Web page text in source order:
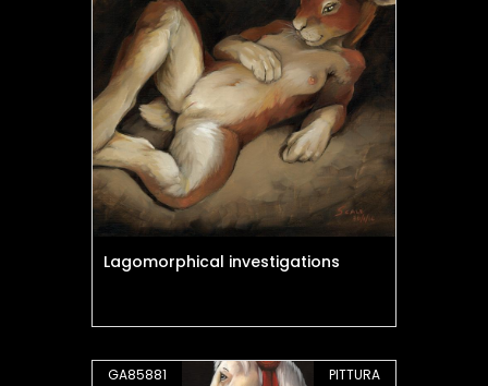
Lagomorphical investigations
GA85881 PITTURA